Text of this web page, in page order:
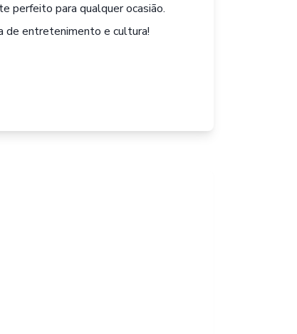
perfeito para qualquer ocasião.
de entretenimento e cultura!